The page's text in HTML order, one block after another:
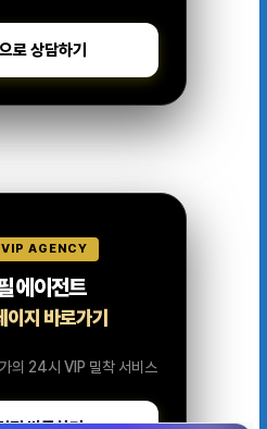
로 상담하기
AGENCY
에이전트
이지 바로가기
의 24시 VIP 밀착 서비스